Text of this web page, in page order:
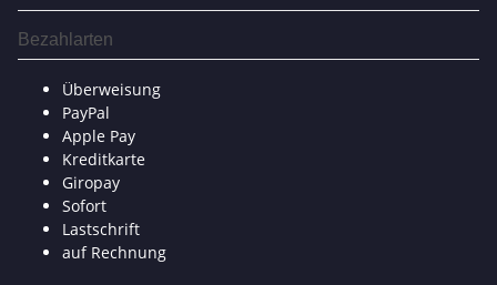
Bezahlarten
Überweisung
PayPal
Apple Pay
Kreditkarte
Giropay
Sofort
Lastschrift
auf Rechnung